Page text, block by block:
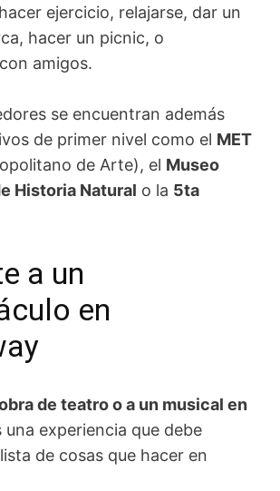
ejercicio, relajarse, dar un
hacer un picnic, o
amigos.
se encuentran además
de primer nivel como el MET
de Arte), el Museo
Historia Natural o la 5ta
a un
en
de teatro o a un musical en
una experiencia que debe
de cosas que hacer en